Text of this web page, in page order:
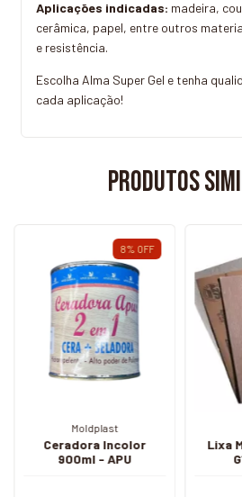
Aplicações indicadas: madeira,
cerâmica, papel, entre outros
e resistência.
Escolha Alma Super Gel e tenha
cada aplicação!
Produtos
8% OFF
Moldplast
Ceradora Incolor
900ml - APU
Lixa